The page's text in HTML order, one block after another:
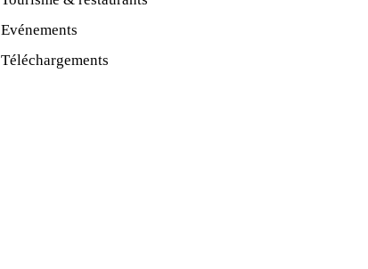
Evénements
Téléchargements